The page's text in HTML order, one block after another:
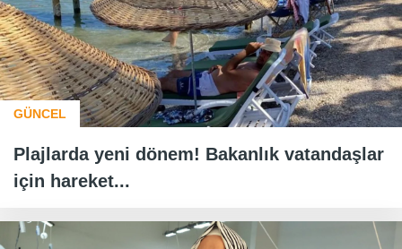
GÜNCEL
Plajlarda yeni dönem! Bakanlık vatandaşlar
için hareket...